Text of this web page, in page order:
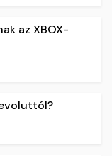
az XBOX-